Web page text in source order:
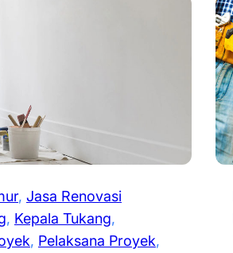
, Jasa Renovasi
, Kepala Tukang
, Pelaksana Proyek